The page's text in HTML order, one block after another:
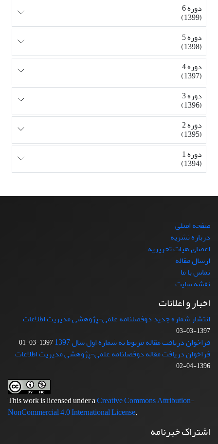
دوره 6
(1399)
دوره 5
(1398)
دوره 4
(1397)
دوره 3
(1396)
دوره 2
(1395)
دوره 1
(1394)
صفحه اصلی
درباره نشریه
اعضای هیات تحریریه
ارسال مقاله
تماس با ما
نقشه سایت
اخبار و اعلانات
انتشار شماره جدید دوفصلنامه علمی-پژوهشی مدیریت اطلاعات
1397-03-03
فراخوان دریافت مقاله مربوط به شماره اول سال 1397 1397-03-01
فراخوان دریافت مقاله دوفصلنامه علمی-پژوهشی مدیریت اطلاعات
1396-04-02
This work is licensed under aCreative Commons Attribution-
NonCommercial 4.0 International License.
اشتراک خبرنامه